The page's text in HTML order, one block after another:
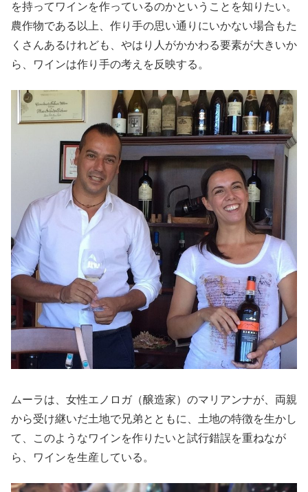
を持ってワインを作っているのかということを知りたい。
農作物である以上、作り手の思い通りにいかない場合もた
くさんあるけれども、やはり人がかかわる要素が大きいか
ら、ワインは作り手の考えを反映する。
ムーラは、女性エノロガ（醸造家）のマリアンナが、両親
から受け継いだ土地で兄弟とともに、土地の特徴を生かし
て、このようなワインを作りたいと試行錯誤を重ねなが
ら、ワインを生産している。